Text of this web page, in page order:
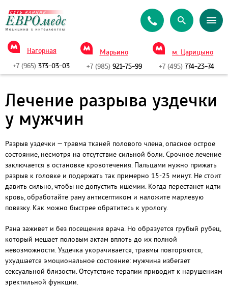
Нагорная
+7 (965) 373-03-03
Марьино
+7 (985)921-75-99
м. Царицыно
+7 (495) 774-23-74
Лечение разрыва уздечки
у мужчин
Разрыв уздечки — травма тканей полового члена, опасное острое
состояние, несмотря на отсутствие сильной боли. Срочное лечение
заключается в остановке кровотечения. Пальцами нужно прижать
разрыв к головке и подержать так примерно 15-25 минут. Не стоит
давить сильно, чтобы не допустить ишемии. Когда перестанет идти
кровь, обработайте рану антисептиком и наложите марлевую
повязку. Как можно быстрее обратитесь к урологу.
Рана заживет и без посещения врача. Но образуется грубый рубец,
который мешает половым актам вплоть до их полной
невозможности. Уздечка укорачивается, травмы повторяются,
ухудшается эмоциональное состояние: мужчина избегает
сексуальной близости. Отсутствие терапии приводит к нарушениям
эректильной функции.